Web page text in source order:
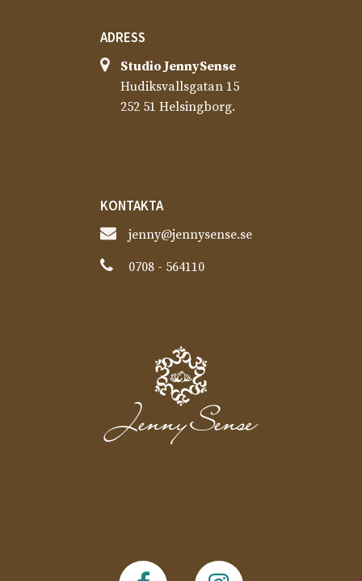
ADRESS
Studio JennySense​
Hudiksvallsgatan 15
252 51 Helsingborg.
KONTAKTA
jenny@jennysense.se
0708 - 564110